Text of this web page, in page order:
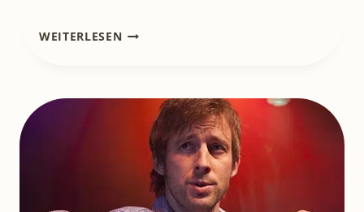
WEITERLESENLITL540
-
ABEND
GUTEM
HUMOR